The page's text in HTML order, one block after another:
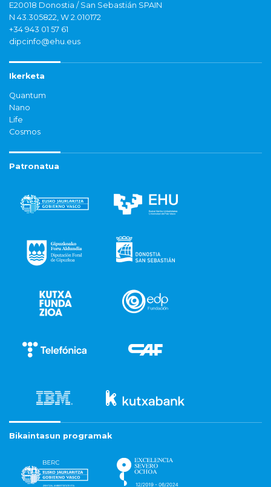
E20018 Donostia / San Sebastián SPAIN
N 43.305822, W 2.010172
+34 943 01 57 61
dipcinfo@ehu.eus
Ikerketa
Quantum
Nano
Life
Cosmos
Patronatua
Bikaintasun programak